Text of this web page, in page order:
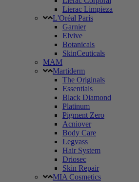
Lierac Limpieza
L'Oréal París
Garnier
Elvive
Botanicals
SkinCeuticals
MAM
Martiderm
The Originals
Essentials
Black Diamond
Platinum
Pigment Zero
Acniover
Body Care
Legvass
Hair System
Driosec
Skin Repair
MIA Cosmetics